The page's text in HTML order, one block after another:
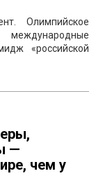
Олимпийское
«российской
—
чем у